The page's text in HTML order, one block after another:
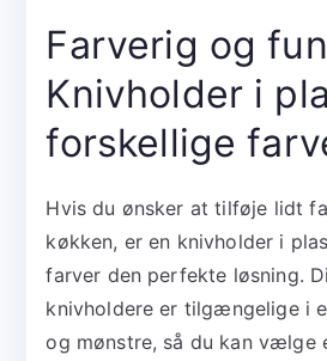
Farverig og
Knivholder i
forskellige
Hvis du ønsker at tilføje lidt
køkken, er en knivholder i
farver den perfekte løsning.
knivholdere er tilgængelige i
og mønstre, så du kan vælge